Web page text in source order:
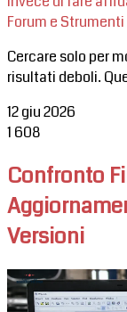
Forum e
Cercare solo per
risultati deboli.
12 giu 2026
1 608
Confronto
Versioni